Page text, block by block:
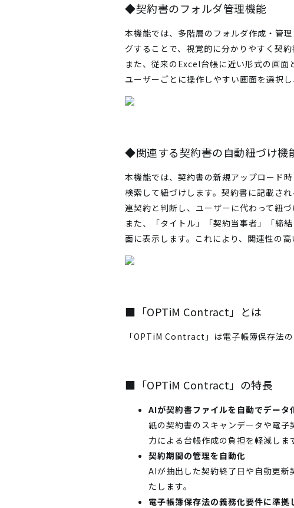
◆契約書のフォルダ管理機能
本機能では、多階層のフォルダ作成・管
グすることで、視覚的に分かりやすく契約
また、従来のExcel台帳に近い形式の画面
ユーザーごとに操作しやすい画面を選択
◆関連する契約書の自動紐づけ機
本機能では、契約書の新規アップロード
検索して紐づけします。契約書に記載さ
連契約と判断し、ユーザーに代わって紐
また、「タイトル」「契約当事者」「締
面に表示します。これにより、関連性の
■「OPTiM Contract」とは
「OPTiM Contract」は電子帳簿保存法
■「OPTiM Contract」の特長
AIが契約書ファイルを自動でデータ
紙の契約書のスキャンデータや電
力による台帳作成の負担を軽減しま
契約期間の管理を自動化
AIが抽出した契約終了日や自動更
たします。
電子帳簿保存法の義務化要件に準拠